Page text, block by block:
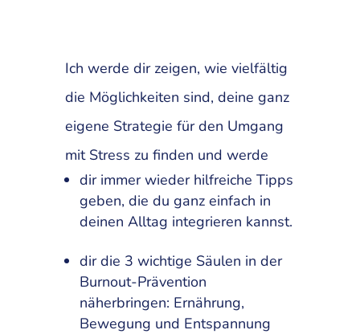
Ich werde dir zeigen, wie vielfältig
die Möglichkeiten sind, deine ganz
eigene Strategie für den Umgang
mit Stress zu finden und werde
dir immer wieder hilfreiche Tipps
geben, die du ganz einfach in
deinen Alltag integrieren kannst.
dir die 3 wichtige Säulen in der
Burnout-Prävention
näherbringen: Ernährung,
Bewegung und Entspannung